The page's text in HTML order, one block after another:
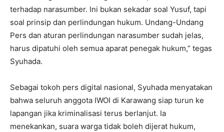
terhadap narasumber. Ini bukan sekadar soal Yusuf, tapi
soal prinsip dan perlindungan hukum. Undang-Undang
Pers dan aturan perlindungan narasumber sudah jelas,
harus dipatuhi oleh semua aparat penegak hukum,” tegas
Syuhada.
Sebagai tokoh pers digital nasional, Syuhada menyatakan
bahwa seluruh anggota IWOI di Karawang siap turun ke
lapangan jika kriminalisasi terus berlanjut. Ia
menekankan, suara warga tidak boleh dijerat hukum,